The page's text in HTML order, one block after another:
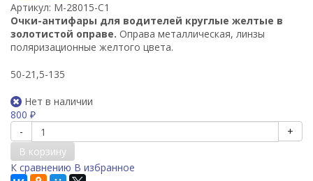
Артикул: М-28015-C1
Очки-антифары для водителей круглые желтые в
золотистой оправе. Оправа металлическая, линзы
поляризационные желтого цвета.
50-21,5-135
Нет в наличии
800 ₽
-
+
В корзину
К сравнению В избранное